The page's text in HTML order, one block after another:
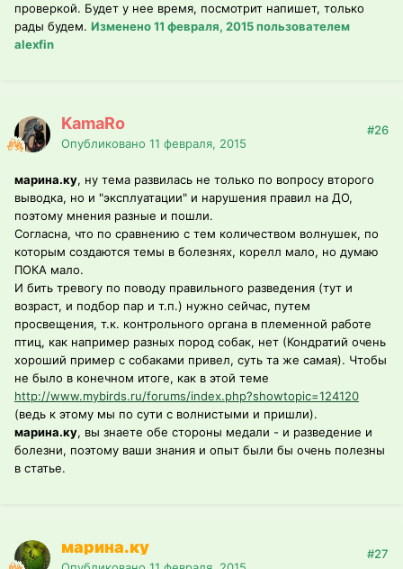
проверкой. Будет у нее время, посмотрит напишет, только
рады будем. Изменено11 февраля, 2015пользователем
alexfin
KamaRo
Опубликовано 11 февраля, 2015
#26
марина.ку, ну тема развилась не только по вопросу второго
выводка, но и "эксплуатации" и нарушения правил на ДО,
поэтому мнения разные и пошли.
Согласна, что по сравнению с тем количеством волнушек, по
которым создаются темы в болезнях, корелл мало, но думаю
ПОКА мало.
И бить тревогу по поводу правильного разведения (тут и
возраст, и подбор пар и т.п.) нужно сейчас, путем
просвещения, т.к. контрольного органа в племенной работе
птиц, как например разных пород собак, нет (Кондратий очень
хороший пример с собаками привел, суть та же самая). Чтобы
не было в конечном итоге, как в этой теме
http://www.mybirds.ru/forums/index.php?showtopic=124120
(ведь к этому мы по сути с волнистыми и пришли).
марина.ку, вы знаете обе стороны медали - и разведение и
болезни, поэтому ваши знания и опыт были бы очень полезны
в статье.
марина.ку #27